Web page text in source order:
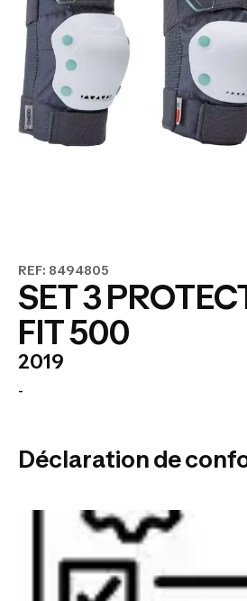
REF: 8494805
SET 3
FIT 500
2019
-
Déclaration de